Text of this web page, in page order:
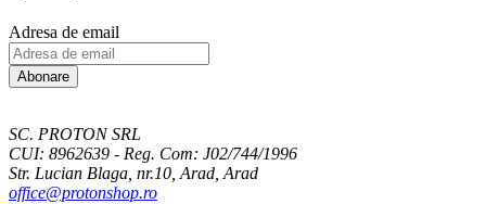
Adresa de email
Abonare
SC. PROTON SRL
CUI: 8962639 - Reg. Com: J02/744/1996
Str. Lucian Blaga, nr.10, Arad, Arad
office@protonshop.ro